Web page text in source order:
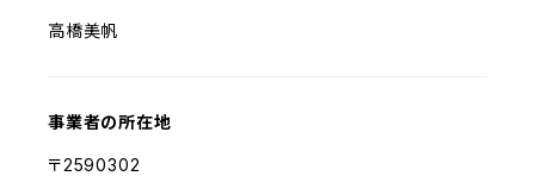
高橋美帆
事業者の所在地
〒2590302